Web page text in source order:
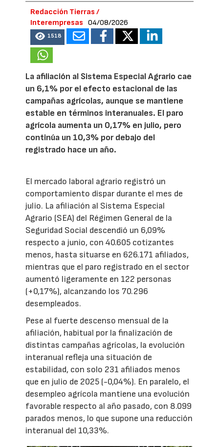
Redacción Tierras /
Interempresas
04/08/2026
1518
La afiliación al Sistema Especial Agrario cae
un 6,1% por el efecto estacional de las
campañas agrícolas, aunque se mantiene
estable en términos interanuales. El paro
agrícola aumenta un 0,17% en julio, pero
continúa un 10,3% por debajo del
registrado hace un año.
El mercado laboral agrario registró un
comportamiento dispar durante el mes de
julio. La afiliación al Sistema Especial
Agrario (SEA) del Régimen General de la
Seguridad Social descendió un 6,09%
respecto a junio, con 40.605 cotizantes
menos, hasta situarse en 626.171 afiliados,
mientras que el paro registrado en el sector
aumentó ligeramente en 122 personas
(+0,17%), alcanzando los 70.296
desempleados.
Pese al fuerte descenso mensual de la
afiliación, habitual por la finalización de
distintas campañas agrícolas, la evolución
interanual refleja una situación de
estabilidad, con solo 231 afiliados menos
que en julio de 2025 (-0,04%). En paralelo, el
desempleo agrícola mantiene una evolución
favorable respecto al año pasado, con 8.099
parados menos, lo que supone una reducción
interanual del 10,33%.